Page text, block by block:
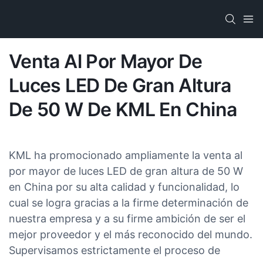
Venta Al Por Mayor De
Luces LED De Gran Altura
De 50 W De KML En China
KML ha promocionado ampliamente la venta al
por mayor de luces LED de gran altura de 50 W
en China por su alta calidad y funcionalidad, lo
cual se logra gracias a la firme determinación de
nuestra empresa y a su firme ambición de ser el
mejor proveedor y el más reconocido del mundo.
Supervisamos estrictamente el proceso de